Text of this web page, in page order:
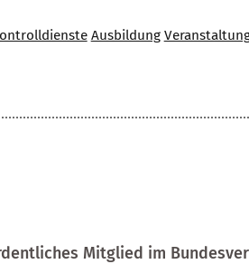
Ausbildung
Mitglied im